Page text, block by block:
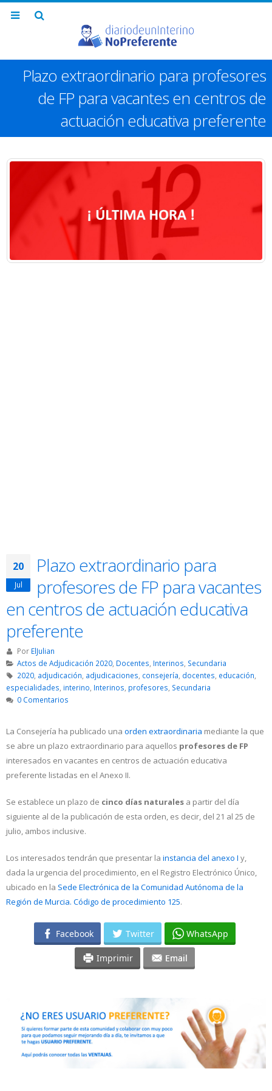
Plazo extraordinario para profesores
de FP para vacantes en centros de
actuación educativa preferente
20
Jul
Plazo extraordinario para
profesores de FP para vacantes
en centros de actuación educativa
preferente
Por ElJulian
Actos de Adjudicación 2020, Docentes Interinos Secundaria
2020, adjudicación, adjudicaciones, consejería, docentes, educación,
especialidades, interino, Interinos, profesores, Secundaria
0 Comentarios
La Consejería ha publicado una orden extraordinaria mediante la que
se abre un plazo extraordinario para aquellos profesores de FP
interesados en vacantes en centros de actuación educativa
preferente listadas en el Anexo II.
Se establece un plazo de cinco días naturales a partir del día
siguiente al de la publicación de esta orden, es decir, del 21 al 25 de
julio, ambos inclusive.
Los interesados tendrán que presentar la instancia del anexo I y,
dada la urgencia del procedimiento, en el Registro Electrónico Único,
ubicado en la Sede Electrónica de la Comunidad Autónoma de la
Región de Murcia. Código de procedimiento 125.
Facebook Twitter WhatsApp
Imprimir Email